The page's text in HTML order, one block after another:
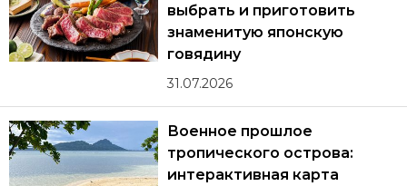
выбрать и приготовить
знаменитую японскую
говядину
31.07.2026
Военное прошлое
тропического острова:
интерактивная карта